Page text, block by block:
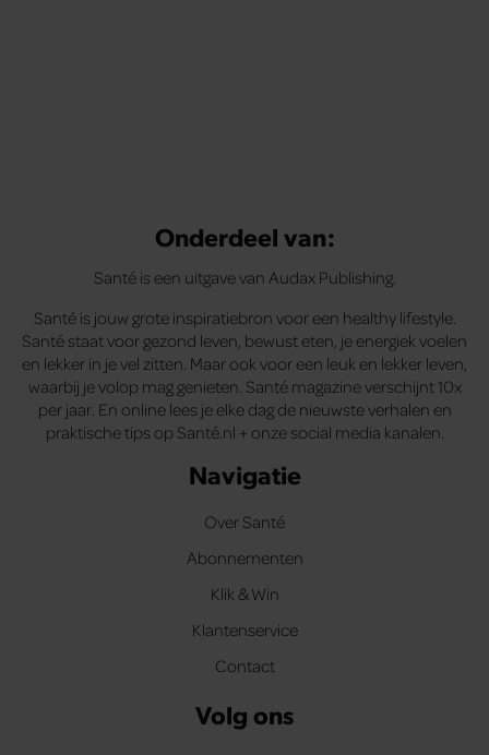
Onderdeel van:
Santé is een uitgave van Audax Publishing.
Santé is jouw grote inspiratiebron voor een healthy lifestyle.
Santé staat voor gezond leven, bewust eten, je energiek voelen
en lekker in je vel zitten. Maar ook voor een leuk en lekker leven,
waarbij je volop mag genieten. Santé magazine verschijnt 10x
per jaar. En online lees je elke dag de nieuwste verhalen en
praktische tips op Santé.nl + onze social media kanalen.
Navigatie
Over Santé
Abonnementen
Klik & Win
Klantenservice
Contact
Volg ons